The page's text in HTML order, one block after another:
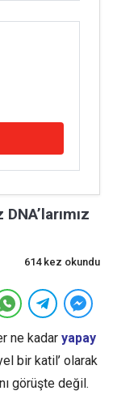
614 kez okundu
ne kadar yapay
bir katil’ olarak
görüşte değil.